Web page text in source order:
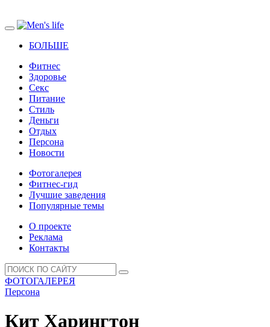
БОЛЬШЕ
Фитнес
Здоровье
Секс
Питание
Стиль
Деньги
Отдых
Персона
Новости
Фотогалерея
Фитнес-гид
Лучшие заведения
Популярные темы
О проекте
Реклама
Контакты
ФОТОГАЛЕРЕЯ
Персона
Кит Харингтон